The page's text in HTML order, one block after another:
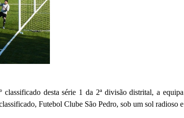
desta série 1 da 2ª divisão distrital, a equipa
Futebol Clube São Pedro, sob um sol radioso e